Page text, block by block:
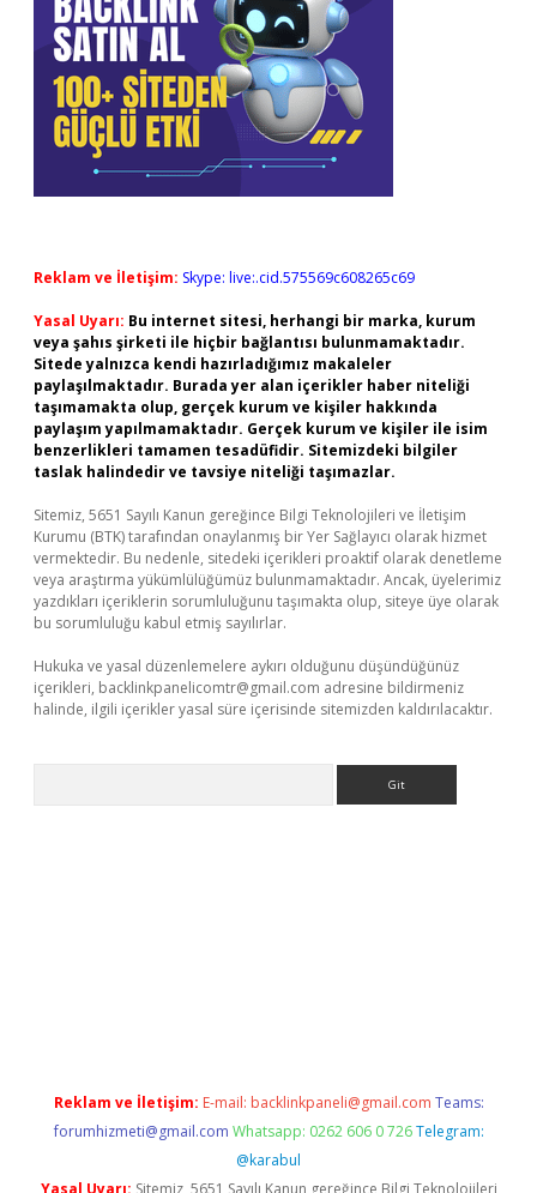
Reklam ve İletişim: Skype: live:.cid.575569c608265c69
Yasal Uyarı: Bu internet sitesi, herhangi bir marka, kurum
veya şahıs şirketi ile hiçbir bağlantısı bulunmamaktadır.
Sitede yalnızca kendi hazırladığımız makaleler
paylaşılmaktadır. Burada yer alan içerikler haber niteliği
taşımamakta olup, gerçek kurum ve kişiler hakkında
paylaşım yapılmamaktadır. Gerçek kurum ve kişiler ile isim
benzerlikleri tamamen tesadüfidir. Sitemizdeki bilgiler
taslak halindedir ve tavsiye niteliği taşımazlar.
Sitemiz, 5651 Sayılı Kanun gereğince Bilgi Teknolojileri ve İletişim
Kurumu (BTK) tarafından onaylanmış bir Yer Sağlayıcı olarak hizmet
vermektedir. Bu nedenle, sitedeki içerikleri proaktif olarak denetleme
veya araştırma yükümlülüğümüz bulunmamaktadır. Ancak, üyelerimiz
yazdıkları içeriklerin sorumluluğunu taşımakta olup, siteye üye olarak
bu sorumluluğu kabul etmiş sayılırlar.
Hukuka ve yasal düzenlemelere aykırı olduğunu düşündüğünüz
içerikleri, backlinkpanelicomtr@gmail.com adresine bildirmeniz
halinde, ilgili içerikler yasal süre içerisinde sitemizden kaldırılacaktır.
Reklam ve İletişim: E-mail: backlinkpaneli@gmail.com Teams:
forumhizmeti@gmail.com Whatsapp: 0262 606 0 726 Telegram:
@karabul
Yasal Uyarı: Sitemiz, 5651 Sayılı Kanun gereğince Bilgi Teknolojileri